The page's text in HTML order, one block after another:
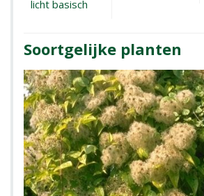
licht basisch
Soortgelijke planten